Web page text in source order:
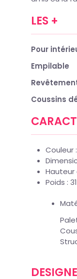
LES +
Pour
Empilable
Coussins
Couleur
Hauteur
Poids :